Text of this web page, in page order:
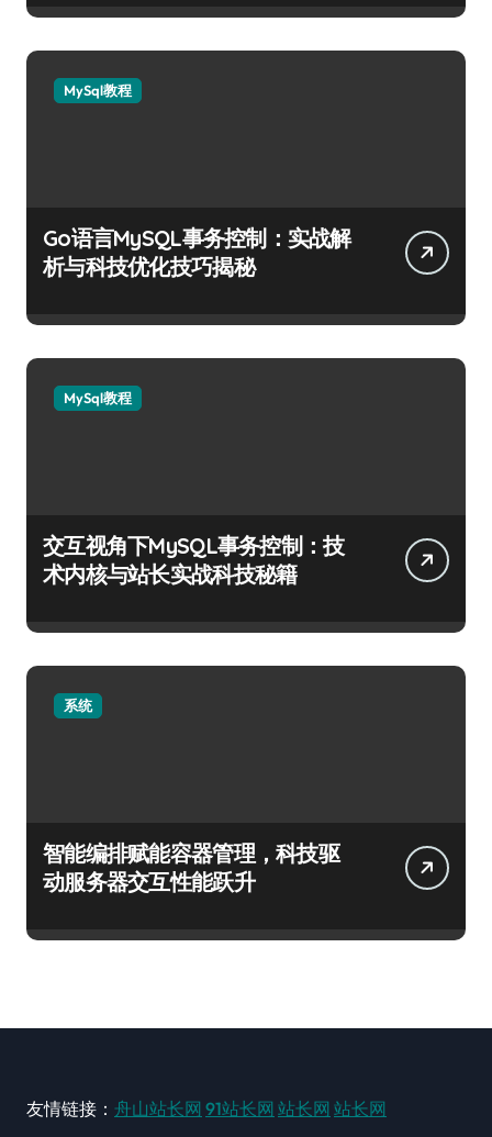
MySql教程
Go语言MySQL事务控制：实战解
析与科技优化技巧揭秘
MySql教程
交互视角下MySQL事务控制：技
术内核与站长实战科技秘籍
系统
智能编排赋能容器管理，科技驱
动服务器交互性能跃升
友情链接： 舟山站长网 91站长网 站长网 站长网